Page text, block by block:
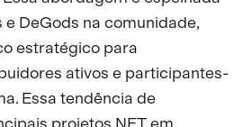
e DeGods na comunidade,
estratégico para
ativos e participantes-
Essa tendência de
projetos NFT em